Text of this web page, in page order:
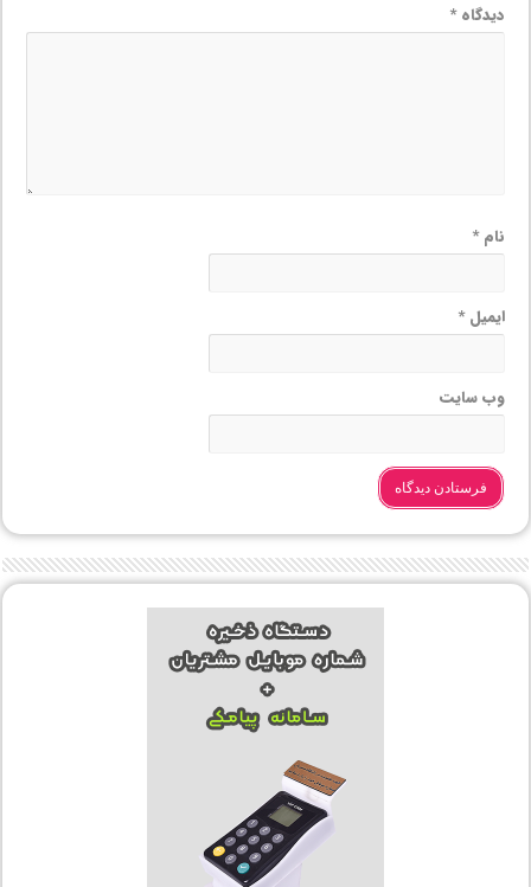
دیدگاه*
نام*
ایمیل*
وب‌ سایت